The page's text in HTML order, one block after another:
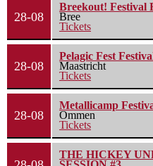
28-08
Breekout! Festival
Bree
Tickets
28-08
Pelagic Fest
Maastricht
Tickets
28-08
Metallicamp
Ommen
Tickets
THE HICKEY